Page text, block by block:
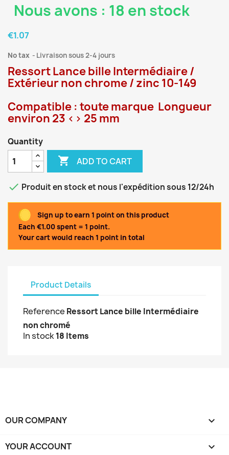
Nous avons : 18 en stock
€1.07
No tax Livraison sous 2-4 jours
Ressort Lance bille Intermédiaire /
Extérieur non chrome / zinc 10-149
Compatible : toute marque Longueur
environ 23 <> 25 mm
Quantity
 ADD TO CART
 Produit en stock et nous l'expédition sous 12/24h
Sign up to earn 1 point on this product
Each €1.00 spent = 1 point.
Your cart would reach 1 point in total
Product Details
Reference Ressort Lance bille Intermédiaire
non chromé
In stock18 Items
OUR COMPANY 
YOUR ACCOUNT 